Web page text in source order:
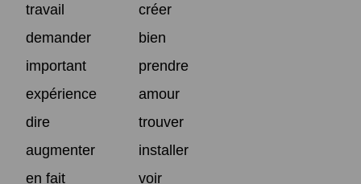
travail
créer
demander
bien
important
prendre
expérience
amour
dire
trouver
augmenter
installer
en fait
voir